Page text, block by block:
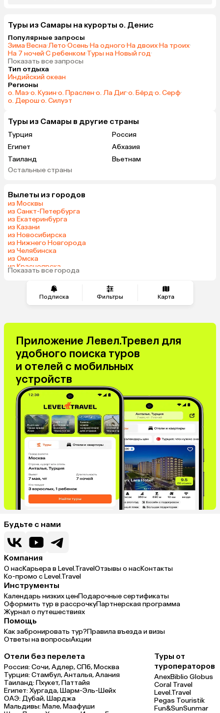
Подписка Фильтры Карта
Туры из Самары на курорты о. Денис
Популярные запросы
Зима·Весна·Лето·Осень·На одного·На двоих·На троих·
На 7 ночей·С ребенком·Туры на Новый год·
Показать все запросы
Тип отдыха
Индийский океан
Регионы
о. Маэ·о. Кузин·о. Праслен·о. Ла Диг·о. Бёрд·о. Серф·
о. Дерош·о. Силуэт
Туры из Самары в другие страны
Турция
Россия
Египет
Абхазия
Таиланд
Вьетнам
ОАЭ
Шри-Ланка
Азербайджан
Сербия
Киргизия
Саудовская Аравия
Остальные страны
Вылеты из городов
из Москвы
из Санкт-Петербурга
из Екатеринбурга
из Казани
из Новосибирска
из Нижнего Новгорода
из Челябинска
из Омска
из Красноярска
из Волгограда
Показать все города
Приложение Левел.Тревел для
удобного поиска туров
и отелей с мобильных
устройств
Будьте с нами
Компания
О насКарьера в Level.TravelОтзывы о насКонтакты
Ко-промо с Level.Travel
Инструменты
Календарь низких ценПодарочные сертификаты
Оформить тур в рассрочкуПартнерская программа
Журнал о путешествиях
Помощь
Как забронировать тур?Правила въезда и визы
Ответы на вопросыАкции
Отели без перелета
Россия:Сочи,Адлер,СПб,Москва
Турция:Стамбул,Анталья,Алания
Таиланд:Пхукет,Паттайя
Египет:Хургада,Шарм-Эль-Шейх
ОАЭ:Дубай,Шарджа
Мальдивы:Мале,Маафуши
Туры от
туроператоров
AnexBiblio Globus
Coral Travel
Level.Travel
Pegas Touristik
Fun&SunSunmar